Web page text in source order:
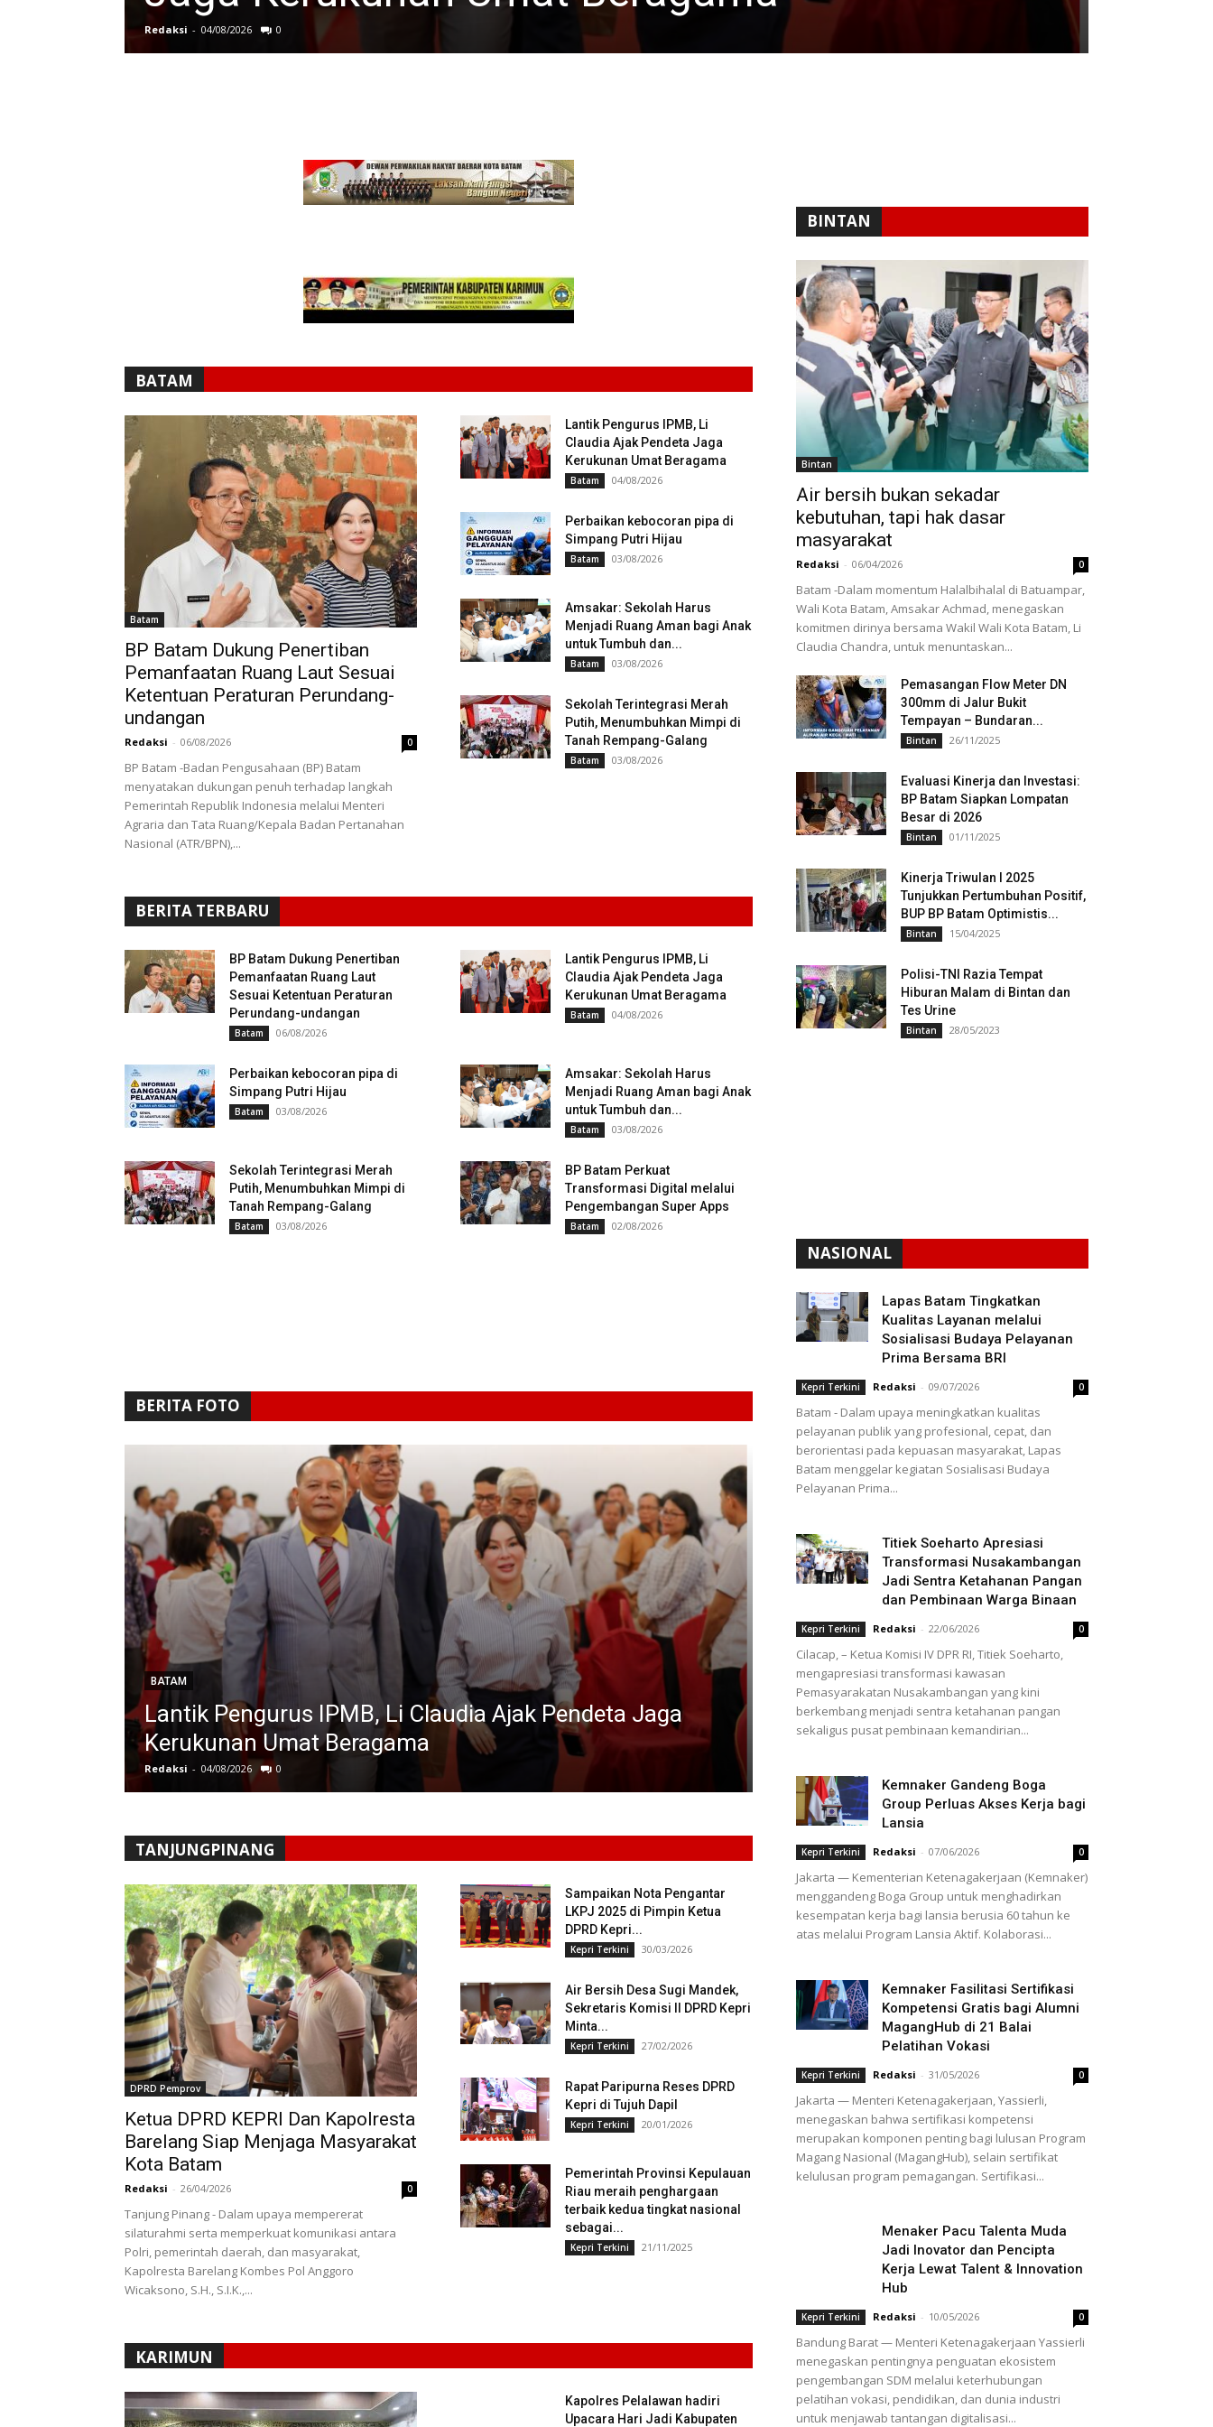
Redaksi - 04/08/2026 0
BATAM
Batam
BP Batam Dukung Penertiban
Pemanfaatan Ruang Laut Sesuai
Ketentuan Peraturan Perundang-
undangan
Redaksi - 06/08/2026 0
BP Batam -Badan Pengusahaan (BP) Batam
menyatakan dukungan penuh terhadap langkah
Pemerintah Republik Indonesia melalui Menteri
Agraria dan Tata Ruang/Kepala Badan Pertanahan
Nasional (ATR/BPN),...
Lantik Pengurus IPMB, Li
Claudia Ajak Pendeta Jaga
Kerukunan Umat Beragama
Batam 04/08/2026
Perbaikan kebocoran pipa di
Simpang Putri Hijau
Batam 03/08/2026
Amsakar: Sekolah Harus
Menjadi Ruang Aman bagi Anak
untuk Tumbuh dan...
Batam 03/08/2026
Sekolah Terintegrasi Merah
Putih, Menumbuhkan Mimpi di
Tanah Rempang-Galang
Batam 03/08/2026
BERITA TERBARU
BP Batam Dukung Penertiban
Pemanfaatan Ruang Laut
Sesuai Ketentuan Peraturan
Perundang-undangan
Batam 06/08/2026
Lantik Pengurus IPMB, Li
Claudia Ajak Pendeta Jaga
Kerukunan Umat Beragama
Batam 04/08/2026
Perbaikan kebocoran pipa di
Simpang Putri Hijau
Batam 03/08/2026
Amsakar: Sekolah Harus
Menjadi Ruang Aman bagi Anak
untuk Tumbuh dan...
Batam 03/08/2026
Sekolah Terintegrasi Merah
Putih, Menumbuhkan Mimpi di
Tanah Rempang-Galang
Batam 03/08/2026
BP Batam Perkuat
Transformasi Digital melalui
Pengembangan Super Apps
Batam 02/08/2026
BERITA FOTO
BATAM
Lantik Pengurus IPMB, Li Claudia Ajak Pendeta Jaga
Kerukunan Umat Beragama
Redaksi - 04/08/2026 0
BATAM
Perbaikan kebocoran pipa di Simpang
TANJUNGPINANG
DPRD Pemprov
Ketua DPRD KEPRI Dan Kapolresta
Barelang Siap Menjaga Masyarakat
Kota Batam
Redaksi - 26/04/2026 0
Tanjung Pinang - Dalam upaya mempererat
silaturahmi serta memperkuat komunikasi antara
Polri, pemerintah daerah, dan masyarakat,
Kapolresta Barelang Kombes Pol Anggoro
Wicaksono, S.H., S.I.K.,...
Sampaikan Nota Pengantar
LKPJ 2025 di Pimpin Ketua
DPRD Kepri...
Kepri Terkini 30/03/2026
Air Bersih Desa Sugi Mandek,
Sekretaris Komisi II DPRD Kepri
Minta...
Kepri Terkini 27/02/2026
Rapat Paripurna Reses DPRD
Kepri di Tujuh Dapil
Kepri Terkini 20/01/2026
Pemerintah Provinsi Kepulauan
Riau meraih penghargaan
terbaik kedua tingkat nasional
sebagai...
Kepri Terkini 21/11/2025
KARIMUN
Kapolres Pelalawan hadiri
Upacara Hari Jadi Kabupaten
BINTAN
Bintan
Air bersih bukan sekadar
kebutuhan, tapi hak dasar
masyarakat
Redaksi - 06/04/2026 0
Batam -Dalam momentum Halalbihalal di Batuampar,
Wali Kota Batam, Amsakar Achmad, menegaskan
komitmen dirinya bersama Wakil Wali Kota Batam, Li
Claudia Chandra, untuk menuntaskan...
Pemasangan Flow Meter DN
300mm di Jalur Bukit
Tempayan – Bundaran...
Bintan 26/11/2025
Evaluasi Kinerja dan Investasi:
BP Batam Siapkan Lompatan
Besar di 2026
Bintan 01/11/2025
Kinerja Triwulan I 2025
Tunjukkan Pertumbuhan Positif,
BUP BP Batam Optimistis...
Bintan 15/04/2025
Polisi-TNI Razia Tempat
Hiburan Malam di Bintan dan
Tes Urine
Bintan 28/05/2023
NASIONAL
Lapas Batam Tingkatkan
Kualitas Layanan melalui
Sosialisasi Budaya Pelayanan
Prima Bersama BRI
Kepri Terkini Redaksi - 09/07/2026 0
Batam - Dalam upaya meningkatkan kualitas
pelayanan publik yang profesional, cepat, dan
berorientasi pada kepuasan masyarakat, Lapas
Batam menggelar kegiatan Sosialisasi Budaya
Pelayanan Prima...
Titiek Soeharto Apresiasi
Transformasi Nusakambangan
Jadi Sentra Ketahanan Pangan
dan Pembinaan Warga Binaan
Kepri Terkini Redaksi - 22/06/2026 0
Cilacap, – Ketua Komisi IV DPR RI, Titiek Soeharto,
mengapresiasi transformasi kawasan
Pemasyarakatan Nusakambangan yang kini
berkembang menjadi sentra ketahanan pangan
sekaligus pusat pembinaan kemandirian...
Kemnaker Gandeng Boga
Group Perluas Akses Kerja bagi
Lansia
Kepri Terkini Redaksi - 07/06/2026 0
Jakarta — Kementerian Ketenagakerjaan (Kemnaker)
menggandeng Boga Group untuk menghadirkan
kesempatan kerja bagi lansia berusia 60 tahun ke
atas melalui Program Lansia Aktif. Kolaborasi...
Kemnaker Fasilitasi Sertifikasi
Kompetensi Gratis bagi Alumni
MagangHub di 21 Balai
Pelatihan Vokasi
Kepri Terkini Redaksi - 31/05/2026 0
Jakarta — Menteri Ketenagakerjaan, Yassierli,
menegaskan bahwa sertifikasi kompetensi
merupakan komponen penting bagi lulusan Program
Magang Nasional (MagangHub), selain sertifikat
kelulusan program pemagangan. Sertifikasi...
Menaker Pacu Talenta Muda
Jadi Inovator dan Pencipta
Kerja Lewat Talent & Innovation
Hub
Kepri Terkini Redaksi - 10/05/2026 0
Bandung Barat — Menteri Ketenagakerjaan Yassierli
menegaskan pentingnya penguatan ekosistem
pengembangan SDM melalui keterhubungan
pelatihan vokasi, pendidikan, dan dunia industri
untuk menjawab tantangan digitalisasi...